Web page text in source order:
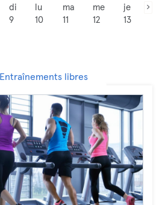
di
9
lu
10
ma
11
me
12
je
13
Entraînements libres